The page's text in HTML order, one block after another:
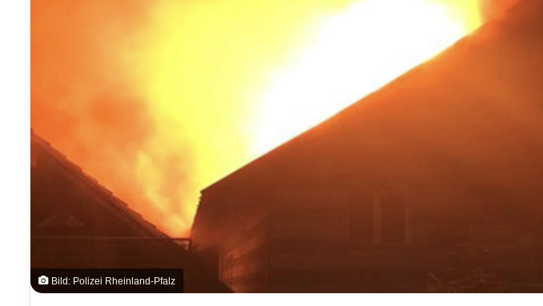
Bild: Polizei Rheinland-Pfalz